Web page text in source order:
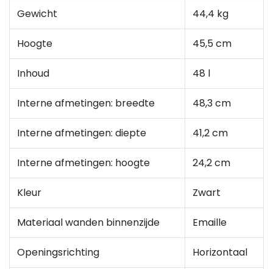
Gewicht 44,4 kg
Hoogte 45,5 cm
Inhoud 48 l
Interne afmetingen: breedte 48,3 cm
Interne afmetingen: diepte 41,2 cm
Interne afmetingen: hoogte 24,2 cm
Kleur Zwart
Materiaal wanden binnenzijde Emaille
Openingsrichting Horizontaal